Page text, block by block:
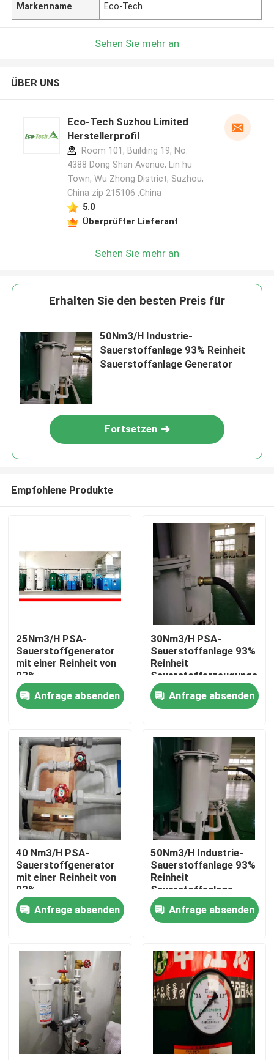
Startseite
Produkte
Videos
Über uns
Fabrik Tour
Qualitätskontrolle
Referenzen
PSA-Gasgenerator
Psa-Sauerstoff-Generator
Markenname Eco-Tech
Sehen Sie mehr an
ÜBER UNS
Eco-Tech Suzhou Limited
Herstellerprofil
Room 101, Building 19, No.
4388 Dong Shan Avenue, Lin hu
Town, Wu Zhong District, Suzhou,
China zip 215106 ,China
5.0
Überprüfter Lieferant
Sehen Sie mehr an
Erhalten Sie den besten Preis für
50Nm3/H Industrie-
Sauerstoffanlage 93% Reinheit
Sauerstoffanlage Generator
Fortsetzen
Empfohlene Produkte
25Nm3/H PSA-
Sauerstoffgenerator
mit einer Reinheit von
93%
Anfrage absenden
30Nm3/H PSA-
Sauerstoffanlage 93%
Reinheit
Anfrage absenden
40 Nm3/H PSA-
Sauerstoffgenerator
mit einer Reinheit von
93%
Anfrage absenden
50Nm3/H Industrie-
Sauerstoffanlage 93%
Reinheit
Sauerstoffanlage
Generator
Anfrage absenden